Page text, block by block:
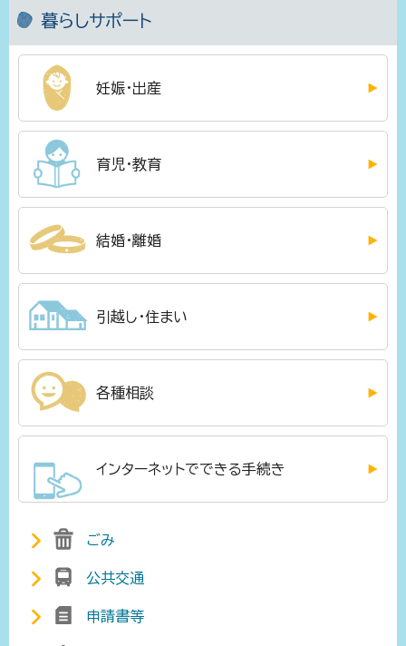
暮らしサポート
妊娠・出産
育児・教育
結婚・離婚
引越し・住まい
各種相談
インターネットでできる手続き
ごみ
公共交通
申請書等